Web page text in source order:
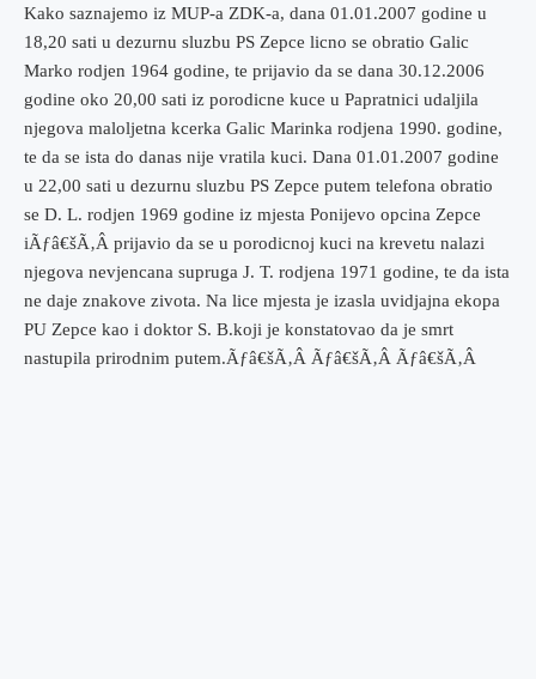
Kako saznajemo iz MUP-a ZDK-a, dana 01.01.2007 godine u
18,20 sati u dezurnu sluzbu PS Zepce licno se obratio Galic
Marko rodjen 1964 godine, te prijavio da se dana 30.12.2006
godine oko 20,00 sati iz porodicne kuce u Papratnici udaljila
njegova maloljetna kcerka Galic Marinka rodjena 1990. godine,
te da se ista do danas nije vratila kuci. Dana 01.01.2007 godine
u 22,00 sati u dezurnu sluzbu PS Zepce putem telefona obratio
se D. L. rodjen 1969 godine iz mjesta Ponijevo opcina Zepce
iÃƒâ€šÃ‚Â prijavio da se u porodicnoj kuci na krevetu nalazi
njegova nevjencana supruga J. T. rodjena 1971 godine, te da ista
ne daje znakove zivota. Na lice mjesta je izasla uvidjajna ekopa
PU Zepce kao i doktor S. B.koji je konstatovao da je smrt
nastupila prirodnim putem.Ãƒâ€šÃ‚Â Ãƒâ€šÃ‚Â Ãƒâ€šÃ‚Â